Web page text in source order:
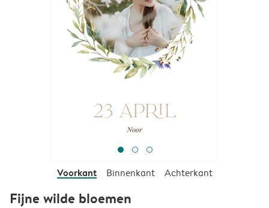
Voorkant Binnenkant Achterkant
Fijne wilde bloemen